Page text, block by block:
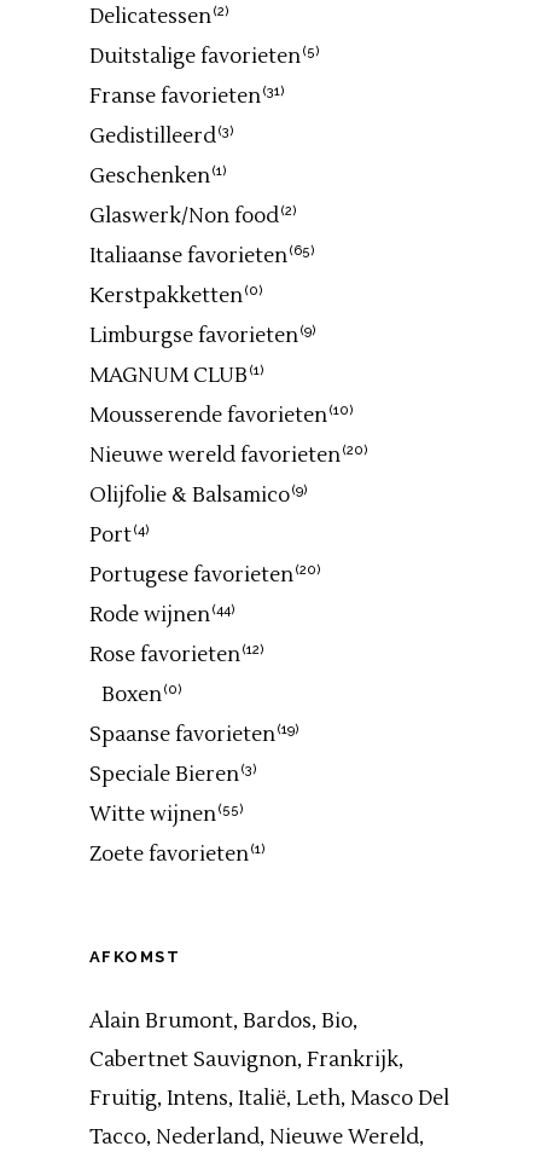
Delicatessen(2)
Duitstalige favorieten(5)
Franse favorieten(31)
Gedistilleerd(3)
Geschenken(1)
Glaswerk/Non food(2)
Italiaanse favorieten(65)
Kerstpakketten(0)
Limburgse favorieten(9)
MAGNUM CLUB (1)
Mousserende favorieten(10)
Nieuwe wereld favorieten(20)
Olijfolie & Balsamico(9)
Port(4)
Portugese favorieten(20)
Rode wijnen(44)
Rose favorieten(12)
Boxen(0)
Spaanse favorieten(19)
Speciale Bieren(3)
Witte wijnen(55)
Zoete favorieten(1)
AFKOMST
Alain Brumont Bardos Bio
Cabertnet Sauvignon Frankrijk
Fruitig Intens Italië Leth Masco Del
Tacco Nederland Nieuwe Wereld